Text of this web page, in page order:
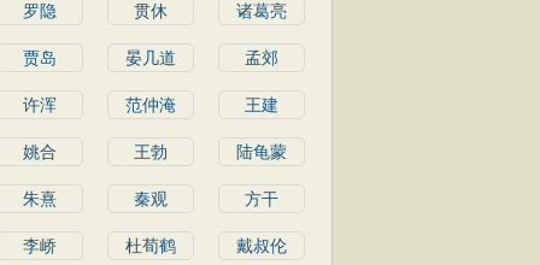
罗隐 贯休 诸葛亮
贾岛 晏几道 孟郊
许浑 范仲淹 王建
姚合 王勃 陆龟蒙
朱熹 秦观 方干
李峤 杜荀鹤 戴叔伦